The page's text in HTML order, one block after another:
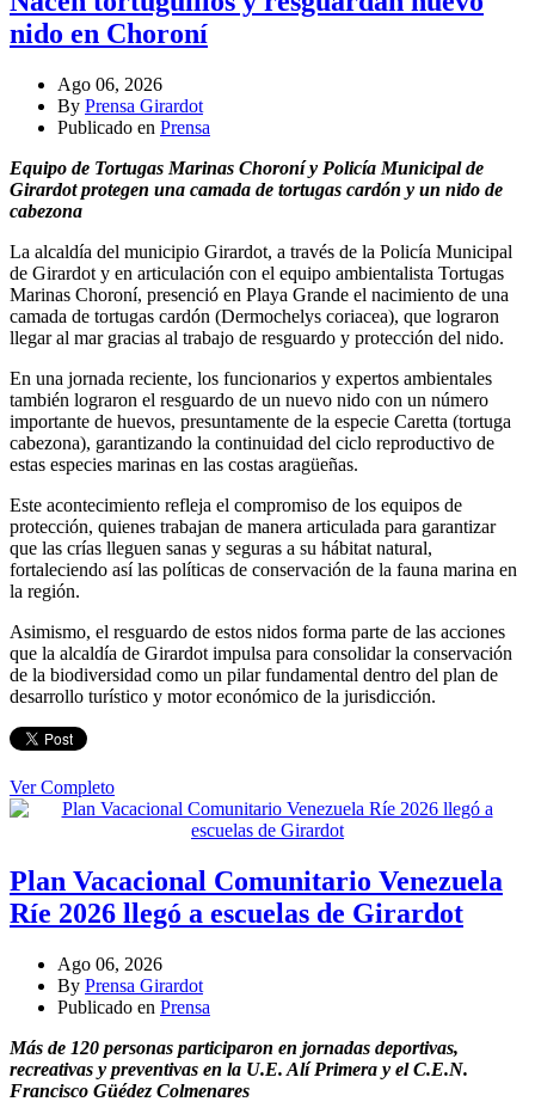
nido en Choroní
Ago 06, 2026
By Prensa Girardot
Publicado en Prensa
Equipo de Tortugas Marinas Choroní y Policía Municipal de
Girardot protegen una camada de tortugas cardón y un nido de
cabezona
La alcaldía del municipio Girardot, a través de la Policía Municipal
de Girardot y en articulación con el equipo ambientalista Tortugas
Marinas Choroní, presenció en Playa Grande el nacimiento de una
camada de tortugas cardón (Dermochelys coriacea), que lograron
llegar al mar gracias al trabajo de resguardo y protección del nido.
En una jornada reciente, los funcionarios y expertos ambientales
también lograron el resguardo de un nuevo nido con un número
importante de huevos, presuntamente de la especie Caretta (tortuga
cabezona), garantizando la continuidad del ciclo reproductivo de
estas especies marinas en las costas aragüeñas.
Este acontecimiento refleja el compromiso de los equipos de
protección, quienes trabajan de manera articulada para garantizar
que las crías lleguen sanas y seguras a su hábitat natural,
fortaleciendo así las políticas de conservación de la fauna marina en
la región.
Asimismo, el resguardo de estos nidos forma parte de las acciones
que la alcaldía de Girardot impulsa para consolidar la conservación
de la biodiversidad como un pilar fundamental dentro del plan de
desarrollo turístico y motor económico de la jurisdicción.
Ver Completo
Plan Vacacional Comunitario Venezuela
Ríe 2026 llegó a escuelas de Girardot
Ago 06, 2026
By Prensa Girardot
Publicado en Prensa
Más de 120 personas participaron en jornadas deportivas,
recreativas y preventivas en la U.E. Alí Primera y el C.E.N.
Francisco Güédez Colmenares